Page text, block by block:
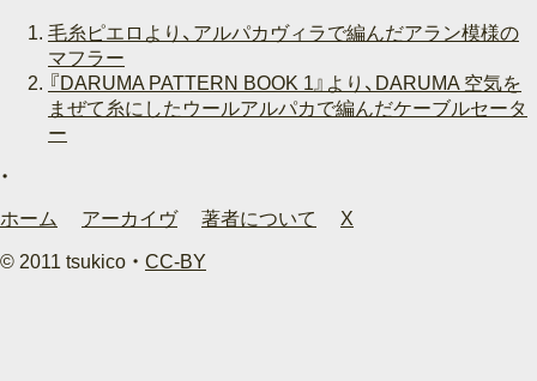
毛糸ピエロより、アルパカヴィラで編んだアラン模様の
マフラー
『DARUMA PATTERN BOOK 1』より、DARUMA 空気を
まぜて糸にしたウールアルパカで編んだケーブルセータ
ー
ホーム アーカイヴ 著者について X
© 2011 tsukico ・ CC-BY